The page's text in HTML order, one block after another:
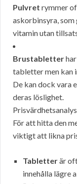
Pulvret rymmer
askorbinsyra, som
vitamin utan
Brustabletter
tabletter men kan
De kan dock vara
deras löslighet.
För att hitta den
viktigt att likna
Tabletterär
innehålla lägre